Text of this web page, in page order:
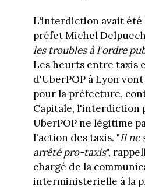
L'interdiction avait été
préfet Michel
les troubles à l'ordre
Les heurts entre taxis
d'UberPOP à Lyon
pour la préfecture,
Capitale, l'interdiction
UberPOP ne légitime
l'action des taxis. "Il ne
arrêté pro-taxis",
chargé de la
interministerielle à la